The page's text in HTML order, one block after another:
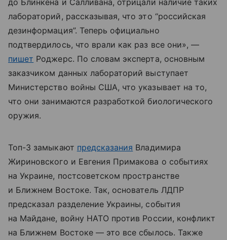
лабораторий, рассказывая, что это “российская
дезинформация”. Теперь официально
подтвердилось, что врали как раз все они», —
пишет Роджерс. По словам эксперта, основным
заказчиком данных лабораторий выступает
Министерство войны США, что указывает на то,
что они занимаются разработкой биологического
оружия.
Топ-3 замыкают предсказания Владимира
Жириновского и Евгения Примакова о событиях
на Украине, постсоветском пространстве
и Ближнем Востоке. Так, основатель ЛДПР
предсказал разделение Украины, события
на Майдане, войну НАТО против России, конфликт
на Ближнем Востоке — это все сбылось. Также